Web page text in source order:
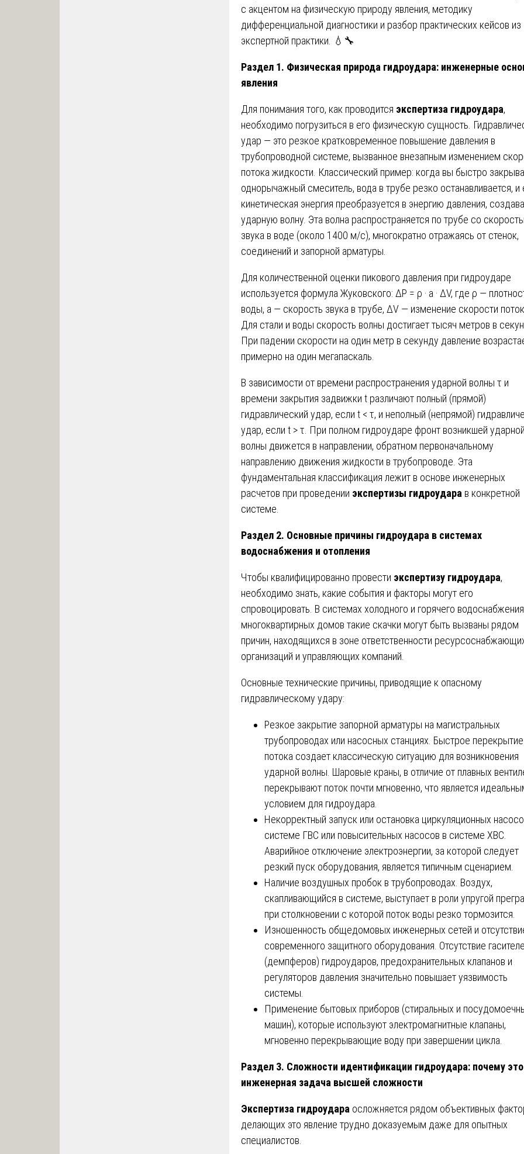
с акцентом на физическую природу явления, методику
дифференциальной диагностики и разбор практических кейсов из
экспертной практики. 💧🔧
Раздел 1. Физическая природа гидроудара: инженерные
явления
Для понимания того, как проводится экспертиза гидроудара,
необходимо погрузиться в его физическую сущность.
удар — это резкое кратковременное повышение давления в
трубопроводной системе, вызванное внезапным изменением
потока жидкости. Классический пример: когда вы быстро
однорычажный смеситель, вода в трубе резко останавливается, и
кинетическая энергия преобразуется в энергию давления,
ударную волну. Эта волна распространяется по трубе со
звука в воде (около 1400 м/с), многократно отражаясь от стенок,
соединений и запорной арматуры.
Для количественной оценки пикового давления при гидроударе
используется формула Жуковского: ΔP = ρ · a · ΔV, где ρ —
воды, a — скорость звука в трубе, ΔV — изменение скорости
Для стали и воды скорость волны достигает тысяч метров в
При падении скорости на один метр в секунду давление
примерно на один мегапаскаль.
В зависимости от времени распространения ударной волны τ и
времени закрытия задвижки t различают полный (прямой)
гидравлический удар, если t < τ, и неполный (непрямой)
удар, если t > τ. При полном гидроударе фронт возникшей ударной
волны движется в направлении, обратном первоначальному
направлению движения жидкости в трубопроводе. Эта
фундаментальная классификация лежит в основе инженерных
расчетов при проведении экспертизы гидроудара в конкретной
системе.
Раздел 2. Основные причины гидроудара в системах
водоснабжения и отопления
Чтобы квалифицированно провести экспертизу гидроудара,
необходимо знать, какие события и факторы могут его
спровоцировать. В системах холодного и горячего водоснабжения
многоквартирных домов такие скачки могут быть вызваны рядом
причин, находящихся в зоне ответственности
организаций и управляющих компаний.
Основные технические причины, приводящие к опасному
гидравлическому удару:
Резкое закрытие запорной арматуры на магистральных
трубопроводах или насосных станциях. Быстрое перекрытие
потока создает классическую ситуацию для возникновения
ударной волны. Шаровые краны, в отличие от плавных
перекрывают поток почти мгновенно, что является
условием для гидроудара.
Некорректный запуск или остановка циркуляционных
системе ГВС или повысительных насосов в системе ХВС.
Аварийное отключение электроэнергии, за которой следует
резкий пуск оборудования, является типичным сценарием.
Наличие воздушных пробок в трубопроводах. Воздух,
скапливающийся в системе, выступает в роли упругой
при столкновении с которой поток воды резко тормозится.
Изношенность общедомовых инженерных сетей и
современного защитного оборудования. Отсутствие
(демпферов) гидроударов, предохранительных клапанов и
регуляторов давления значительно повышает уязвимость
системы.
Применение бытовых приборов (стиральных и
машин), которые используют электромагнитные клапаны,
мгновенно перекрывающие воду при завершении цикла.
Раздел 3. Сложности идентификации гидроудара: почему это
инженерная задача высшей сложности
Экспертиза гидроудара осложняется рядом объективных
делающих это явление трудно доказуемым даже для опытных
специалистов.